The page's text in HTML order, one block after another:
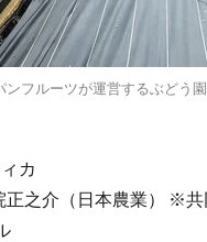
フルーツが運営するぶどう
カ
之介（日本農業） ※共